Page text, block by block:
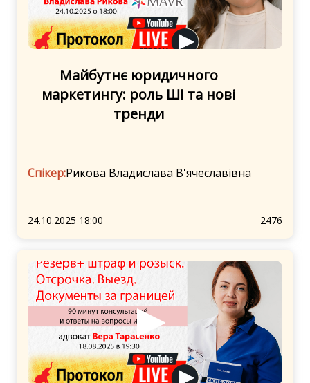
Майбутнє юридичного
маркетингу: роль ШІ та нові
тренди
Спікер:Рикова Владислава В'ячеславівна
24.10.2025 18:00 2476